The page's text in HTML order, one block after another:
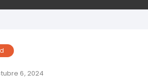
6, 2024